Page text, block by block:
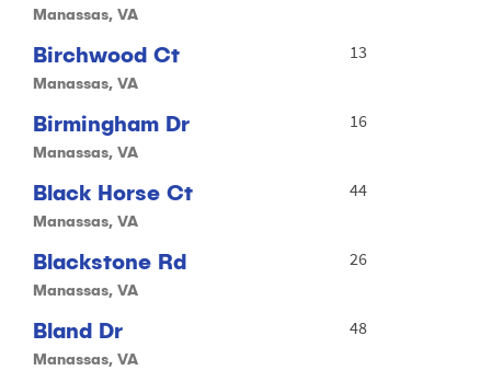
Manassas, VA
Birchwood Ct
Manassas, VA
13
Birmingham Dr
Manassas, VA
16
Black Horse Ct
Manassas, VA
44
Blackstone Rd
Manassas, VA
26
Bland Dr
Manassas, VA
48